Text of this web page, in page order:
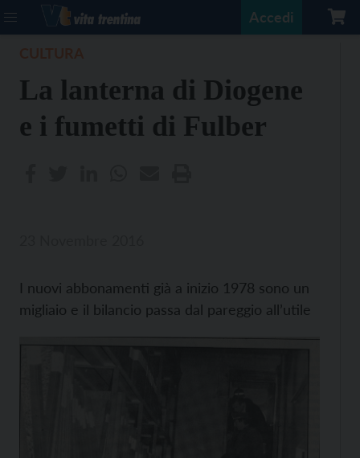
Accedi
La lanterna di Diogene
e i fumetti di Fulber
I nuovi abbonamenti già a inizio 1978 sono un
migliaio e il bilancio passa dal pareggio all’utile